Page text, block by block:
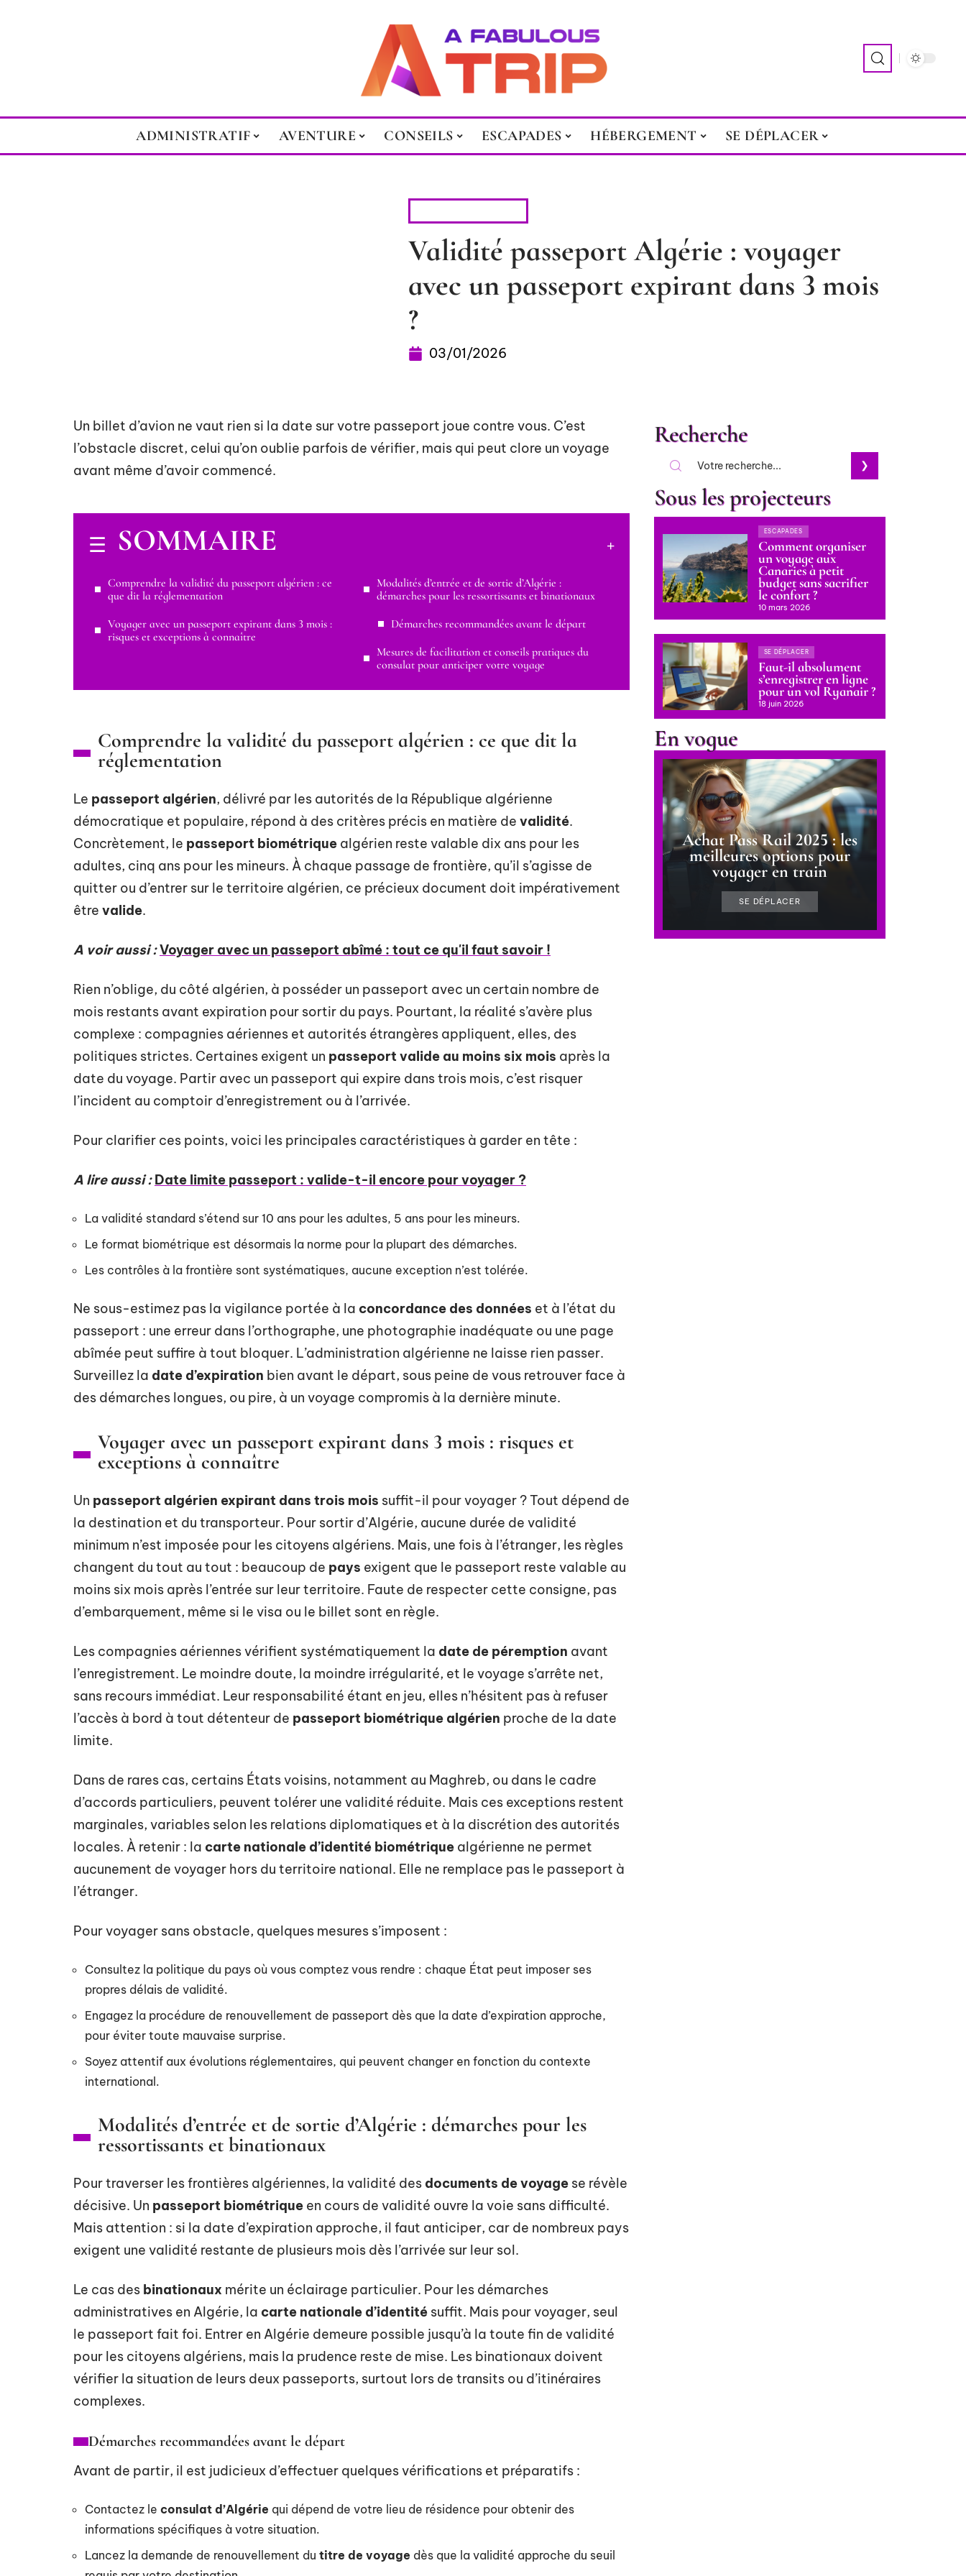
ADMINISTRATIF AVENTURE CONSEILS ESCAPADES HÉBERGEMENT SE DÉPLACER
Validité passeport Algérie : voyager
avec un passeport expirant dans 3 mois
?
03/01/2026
Un billet d’avion ne vaut rien si la date sur votre passeport joue contre vous. C’est
l’obstacle discret, celui qu’on oublie parfois de vérifier, mais qui peut clore un voyage
avant même d’avoir commencé.
SOMMAIRE
Comprendre la validité du passeport algérien : ce
que dit la réglementation
Voyager avec un passeport expirant dans 3 mois :
risques et exceptions à connaître
Modalités d’entrée et de sortie d’Algérie :
démarches pour les ressortissants et binationaux
Démarches recommandées avant le départ
Mesures de facilitation et conseils pratiques du
consulat pour anticiper votre voyage
Comprendre la validité du passeport algérien : ce que dit la
réglementation
Le passeport algérien, délivré par les autorités de la République algérienne
démocratique et populaire, répond à des critères précis en matière de validité.
Concrètement, le passeport biométrique algérien reste valable dix ans pour les
adultes, cinq ans pour les mineurs. À chaque passage de frontière, qu’il s’agisse de
quitter ou d’entrer sur le territoire algérien, ce précieux document doit impérativement
être valide.
A voir aussi :Voyager avec un passeport abîmé : tout ce qu'il faut savoir !
Rien n’oblige, du côté algérien, à posséder un passeport avec un certain nombre de
mois restants avant expiration pour sortir du pays. Pourtant, la réalité s’avère plus
complexe : compagnies aériennes et autorités étrangères appliquent, elles, des
politiques strictes. Certaines exigent un passeport valide au moins six mois après la
date du voyage. Partir avec un passeport qui expire dans trois mois, c’est risquer
l’incident au comptoir d’enregistrement ou à l’arrivée.
Pour clarifier ces points, voici les principales caractéristiques à garder en tête :
A lire aussi : Date limite passeport : valide-t-il encore pour voyager ?
La validité standard s’étend sur 10 ans pour les adultes, 5 ans pour les mineurs.
Le format biométrique est désormais la norme pour la plupart des démarches.
Les contrôles à la frontière sont systématiques, aucune exception n’est tolérée.
Ne sous-estimez pas la vigilance portée à la concordance des données et à l’état du
passeport : une erreur dans l’orthographe, une photographie inadéquate ou une page
abîmée peut suffire à tout bloquer. L’administration algérienne ne laisse rien passer.
Surveillez la date d’expiration bien avant le départ, sous peine de vous retrouver face à
des démarches longues, ou pire, à un voyage compromis à la dernière minute.
Voyager avec un passeport expirant dans 3 mois : risques et
exceptions à connaître
Un passeport algérien expirant dans trois mois suffit-il pour voyager ? Tout dépend de
la destination et du transporteur. Pour sortir d’Algérie, aucune durée de validité
minimum n’est imposée pour les citoyens algériens. Mais, une fois à l’étranger, les règles
changent du tout au tout : beaucoup de pays exigent que le passeport reste valable au
moins six mois après l’entrée sur leur territoire. Faute de respecter cette consigne, pas
d’embarquement, même si le visa ou le billet sont en règle.
Les compagnies aériennes vérifient systématiquement la date de péremption avant
l’enregistrement. Le moindre doute, la moindre irrégularité, et le voyage s’arrête net,
sans recours immédiat. Leur responsabilité étant en jeu, elles n’hésitent pas à refuser
l’accès à bord à tout détenteur de passeport biométrique algérien proche de la date
limite.
Dans de rares cas, certains États voisins, notamment au Maghreb, ou dans le cadre
d’accords particuliers, peuvent tolérer une validité réduite. Mais ces exceptions restent
marginales, variables selon les relations diplomatiques et à la discrétion des autorités
locales. À retenir : la carte nationale d’identité biométrique algérienne ne permet
aucunement de voyager hors du territoire national. Elle ne remplace pas le passeport à
l’étranger.
Pour voyager sans obstacle, quelques mesures s’imposent :
Consultez la politique du pays où vous comptez vous rendre : chaque État peut imposer ses
propres délais de validité.
Engagez la procédure de renouvellement de passeport dès que la date d’expiration approche,
pour éviter toute mauvaise surprise.
Soyez attentif aux évolutions réglementaires, qui peuvent changer en fonction du contexte
international.
Modalités d’entrée et de sortie d’Algérie : démarches pour les
ressortissants et binationaux
Pour traverser les frontières algériennes, la validité des documents de voyage se révèle
décisive. Un passeport biométrique en cours de validité ouvre la voie sans difficulté.
Mais attention : si la date d’expiration approche, il faut anticiper, car de nombreux pays
exigent une validité restante de plusieurs mois dès l’arrivée sur leur sol.
Le cas des binationaux mérite un éclairage particulier. Pour les démarches
administratives en Algérie, la carte nationale d’identité suffit. Mais pour voyager, seul
le passeport fait foi. Entrer en Algérie demeure possible jusqu’à la toute fin de validité
pour les citoyens algériens, mais la prudence reste de mise. Les binationaux doivent
vérifier la situation de leurs deux passeports, surtout lors de transits ou d’itinéraires
complexes.
Démarches recommandées avant le départ
Avant de partir, il est judicieux d’effectuer quelques vérifications et préparatifs :
Contactez le consulat d’Algérie qui dépend de votre lieu de résidence pour obtenir des
informations spécifiques à votre situation.
Lancez la demande de renouvellement du titre de voyage dès que la validité approche du seuil
Recherche
Sous les projecteurs
ESCAPADES
Comment organiser
un voyage aux
Canaries à petit
budget sans sacrifier
le confort ?
10 mars 2026
SE DÉPLACER
Faut-il absolument
s’enregistrer en ligne
pour un vol Ryanair ?
18 juin 2026
En vogue
Achat Pass Rail 2025 : les
meilleures options pour
voyager en train
SE DÉPLACER